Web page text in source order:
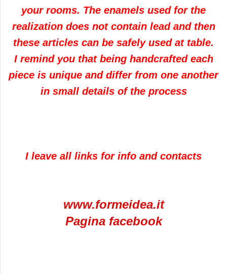
your rooms. The enamels used for the
realization does not contain lead and then
these articles can be safely used at table.
I remind you that being handcrafted each
piece is unique and differ from one another
in small details of the process
I leave all links for info and contacts
www.formeidea.it
Pagina facebook